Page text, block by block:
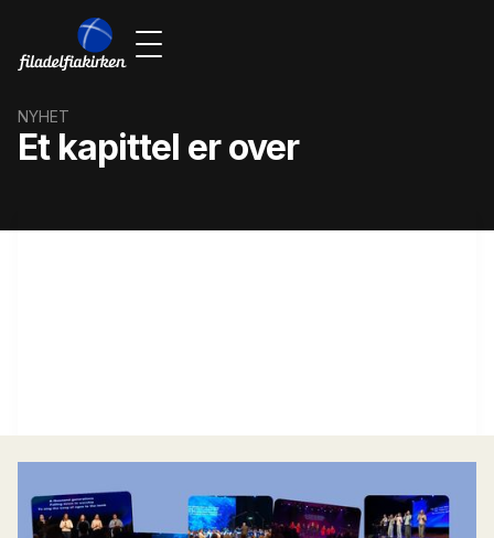
NYHET
Et kapittel er over
18 gudstjenester er sendt på NRK.